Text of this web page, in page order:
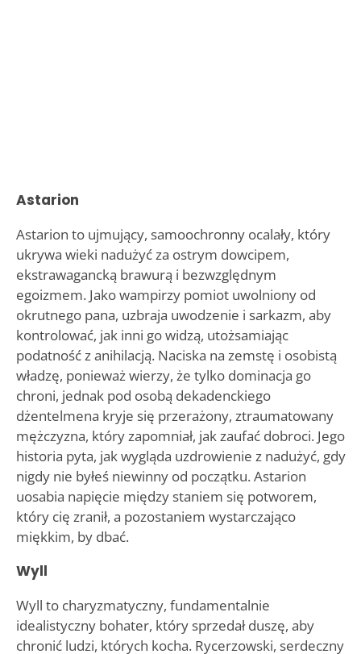
Astarion
Astarion to ujmujący, samoochronny ocalały, który
ukrywa wieki nadużyć za ostrym dowcipem,
ekstrawagancką brawurą i bezwzględnym
egoizmem. Jako wampirzy pomiot uwolniony od
okrutnego pana, uzbraja uwodzenie i sarkazm, aby
kontrolować, jak inni go widzą, utożsamiając
podatność z anihilacją. Naciska na zemstę i osobistą
władzę, ponieważ wierzy, że tylko dominacja go
chroni, jednak pod osobą dekadenckiego
dżentelmena kryje się przerażony, ztraumatowany
mężczyzna, który zapomniał, jak zaufać dobroci. Jego
historia pyta, jak wygląda uzdrowienie z nadużyć, gdy
nigdy nie byłeś niewinny od początku. Astarion
uosabia napięcie między staniem się potworem,
który cię zranił, a pozostaniem wystarczająco
miękkim, by dbać.
Wyll
Wyll to charyzmatyczny, fundamentalnie
idealistyczny bohater, który sprzedał duszę, aby
chronić ludzi, których kocha. Rycerzowski, serdeczny